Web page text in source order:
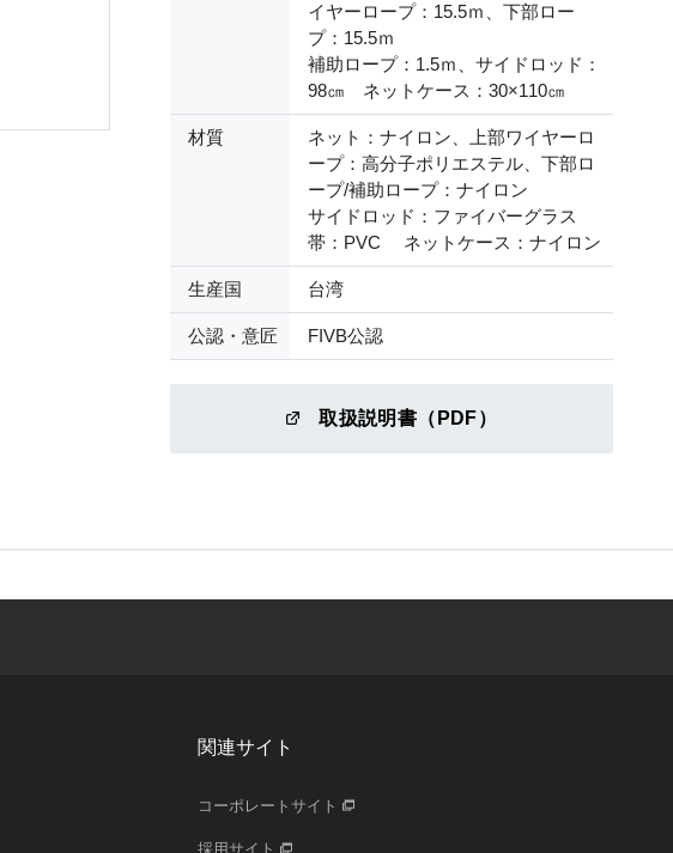
イヤーロープ：15.5ｍ、下部ロー
プ：15.5ｍ
補助ロープ：1.5ｍ、サイドロッド：
98㎝ ネットケース：30×110㎝
材質
ネット：ナイロン、上部ワイヤーロ
ープ：高分子ポリエステル、下部ロ
ープ/補助ロープ：ナイロン
サイドロッド：ファイバーグラス
帯：PVC ネットケース：ナイロン
生産国 台湾
公認・意匠 FIVB公認
取扱説明書（PDF）
関連サイト
コーポレートサイト
採用サイト